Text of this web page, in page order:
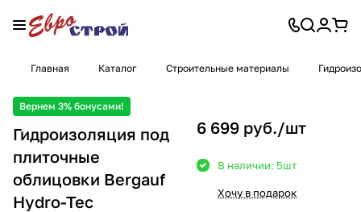
Главная Каталог Строительные материалы
Вернем 3% бонусами!
Гидроизоляция под
плиточные
облицовки Bergauf
Hydro-Tec
6 699 руб./шт
В наличии: 5шт
Хочу в подарок